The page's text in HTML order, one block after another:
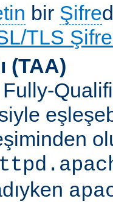
bir Şifre
TLS
(TAA)